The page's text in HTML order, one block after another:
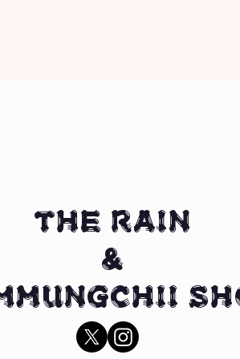
THE RAIN
&